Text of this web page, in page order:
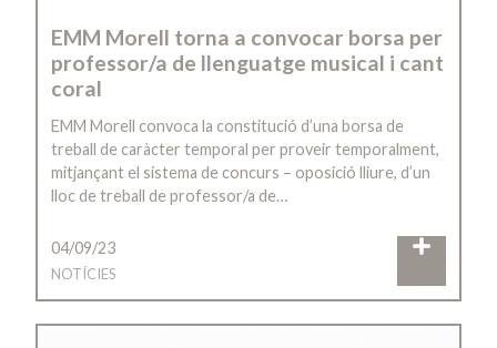
EMM Morell torna a convocar borsa per
professor/a de llenguatge musical i cant
coral
EMM Morell convoca la constitució d’una borsa de
treball de caràcter temporal per proveir temporalment,
mitjançant el sistema de concurs – oposició lliure, d’un
lloc de treball de professor/a de…
04/09/23
NOTÍCIES